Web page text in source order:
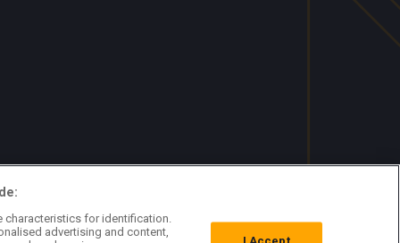
characteristics for identification.
advertising and content,
I Accept